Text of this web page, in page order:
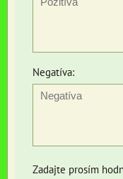
Negatíva:
Zadajte prosím